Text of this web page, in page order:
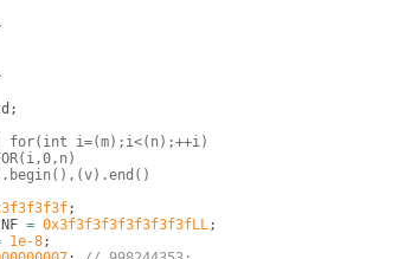
;
for(int i=(m);i<(n);++i)
;
= 0x3f3f3f3f3f3f3f3fLL;
1e-8;